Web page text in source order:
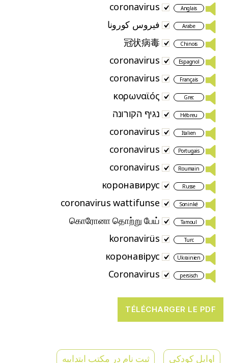
Anglais
coronavirus
Arabe فيروس كورونا
Chinois
冠状病毒
Espagnol
coronavirus
Français
coronavirus
Grec
κορωναϊός
Hébreu נגיף הקורונה
Italien
coronavirus
Portugais
coronavirus
Roumain
coronavirus
Russe
коронавирус
Soninké
coronavirus wattifunse
Tamoul
கொரோனா தொற்று பேய்
Turc
koronavirüs
Ukrainien
коронавірус
persisch
Coronavirus
اوایل کودکی ثبت نام در مکتب ابتداییه